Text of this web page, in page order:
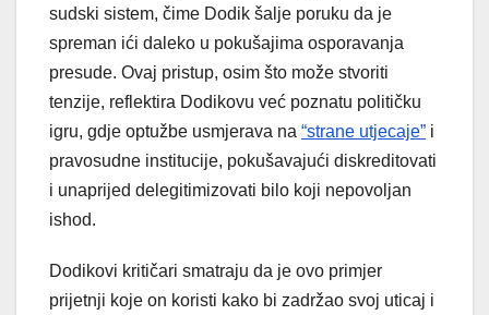
sudski sistem, čime Dodik šalje poruku da je
spreman ići daleko u pokušajima osporavanja
presude. Ovaj pristup, osim što može stvoriti
tenzije, reflektira Dodikovu već poznatu političku
igru, gdje optužbe usmjerava na “strane utjecaje” i
pravosudne institucije, pokušavajući diskreditovati
i unaprijed delegitimizovati bilo koji nepovoljan
ishod.
Dodikovi kritičari smatraju da je ovo primjer
prijetnji koje on koristi kako bi zadržao svoj uticaj i